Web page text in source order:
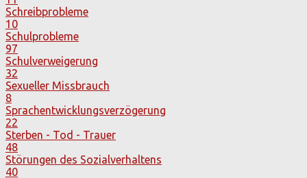
Schreibprobleme
10
Schulprobleme
97
Schulverweigerung
32
Sexueller Missbrauch
8
Sprachentwicklungsverzögerung
22
Sterben - Tod - Trauer
48
Störungen des Sozialverhaltens
40